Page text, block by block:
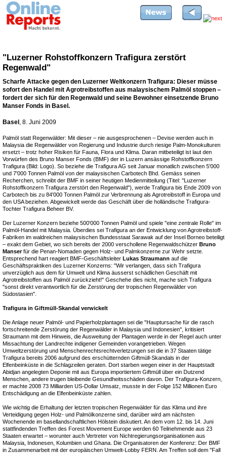
"Luzerner Rohstoffkonzern Trafigura zerstört
Regenwald"
Scharfe Attacke gegen den Luzerner Weltkonzern Trafigura: Dieser müsse
sofort den Handel mit Agrotreibstoffen aus malaysischem Palmöl stoppen –
fordert der sich für den Regenwald und seine Bewohner einsetzende Bruno
Manser Fonds in Basel.
Basel , 8. Juni 2009
Palmöl statt Regenwälder: Mit dieser – nie ausgesprochenen – Devise werden auch in
Malaysia die Regenwälder von Regierung und Industrie durch riesige Palm-Monokulturen
ersetzt – trotz hoher Risiken für Fauna, Flora und Klima. Daran mitbeteiligt ist laut den
Vorwürfen des Bruno Manser Fonds (BMF) der in Luzern ansässige Rohstoffkonzern
Trafigura (Bild: Logo). So beziehe die Trafigura AG seit Januar monatlich zwischen 5'000
und 7'000 Tonnen Palmöl von der malaysischen Carbotech Bhd. Gemäss seinen
Recherchen, schreibt der BMF in seiner heutigen Medienmitteilung (Titel: "Luzerner
Rohstoffkonzern Trafigura zerstört den Regenwald"), werde Trafigura bis Ende 2009 von
Carbotech bis zu 84'000 Tonnen Palmöl zur Verbrennung als Agrotreibstoff in Europa und
den USA beziehen. Abgewickelt werde das Geschäft über die holländische Trafigura-
Tochter Trafigura Beheer BV.
Der Luzerner Konzern beziehe 500'000 Tonnen Palmöl und spiele "eine zentrale Rolle" im
Palmöl-Handel mit Malaysia. Überdies sei Trafigura an der Entwicklung von Agrotreibstoff-
Fabriken im waldreichen malaysischen Bundesstaat Sarawak auf der Insel Borneo beteiligt
– exakt dem Gebiet, wo sich bereits der 2000 verschollene Regenwaldschützer Bruno
Manserfür die Penan-Nomaden gegen Holz- und Palmkonzerne zur Wehr setzte.
Entsprechend hart reagiert BMF-Geschäftsleiter Lukas Straumann auf die
Geschäftspraktiken des Luzerner Konzerns: "Wir verlangen, dass sich Trafigura
unverzüglich aus dem für Umwelt und Klima äusserst schädlichen Geschäft mit
Agrotreibstoffen aus Palmöl zurückzieht!" Geschehe dies nicht, mache sich Trafigura
"sonst direkt verantwortlich für die Zerstörung der tropischen Regenwälder von
Südostasien".
Trafigura in Giftmüll-Skandal verwickelt
Die Anlage neuer Palmöl- und Papierholzplantagen sei die "Hauptursache für die rasch
fortschreitende Zerstörung der Regenwälder in Malaysia und Indonesien", kritisiert
Straumann mit dem Hinweis, die Ausweitung der Plantagen werde in der Regel auch unter
Missachtung der Landrechte indigener Gemeinden vorangetrieben. Wegen
Umweltzerstörung und Menschenrechtsrechtverletzungen sei die in 37 Staaten tätige
Trafigura bereits 2006 aufgrund des erschütternden Giftmüll-Skandals in der
Elfenbeinküste in die Schlagzeilen geraten. Dort starben wegen einer in der Hauptstadt
Abidjan angelegten Deponie mit aus Europa importiertem Giftmüll über ein Dutzend
Menschen, andere trugen bleibende Gesundheitsschäden davon. Der Trafigura-Konzern,
er machte 2008 73 Milliarden US-Dollar Umsatz, musste in der Folge 152 Millionen Euro
Entschädigung an die Elfenbeinküste zahlen.
Wie wichtig die Erhaltung der letzten tropischen Regenwälder für das Klima und ihre
Verteidigung gegen Holz- und Palmölkonzerne sind, darüber wird am nächsten
Wochenende im basellandschaftlichen Hölstein diskutiert. An dem vom 12. bis 14. Juni
stattfindenden Treffen des Forest Movement Europe werden 60 Teilnehmende aus 23
Staaten erwartet – worunter auch Vertreter von Nichtregierungsorganisationen aus
Malaysia, Indonesen, Kolumbien und Ghana. Die Organisatoren der Konferenz: Der BMF
in Zusammenarbeit mit der europäischen Umwelt-Lobby FERN. Am Treffen soll dem "Fall